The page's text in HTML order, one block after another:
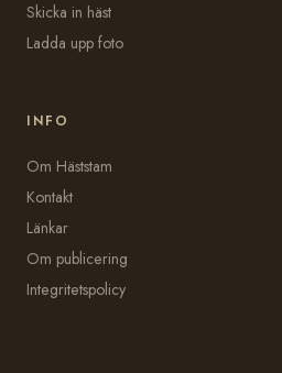
Skicka in häst
Ladda upp foto
INFO
Om Häststam
Kontakt
Länkar
Om publicering
Integritetspolicy